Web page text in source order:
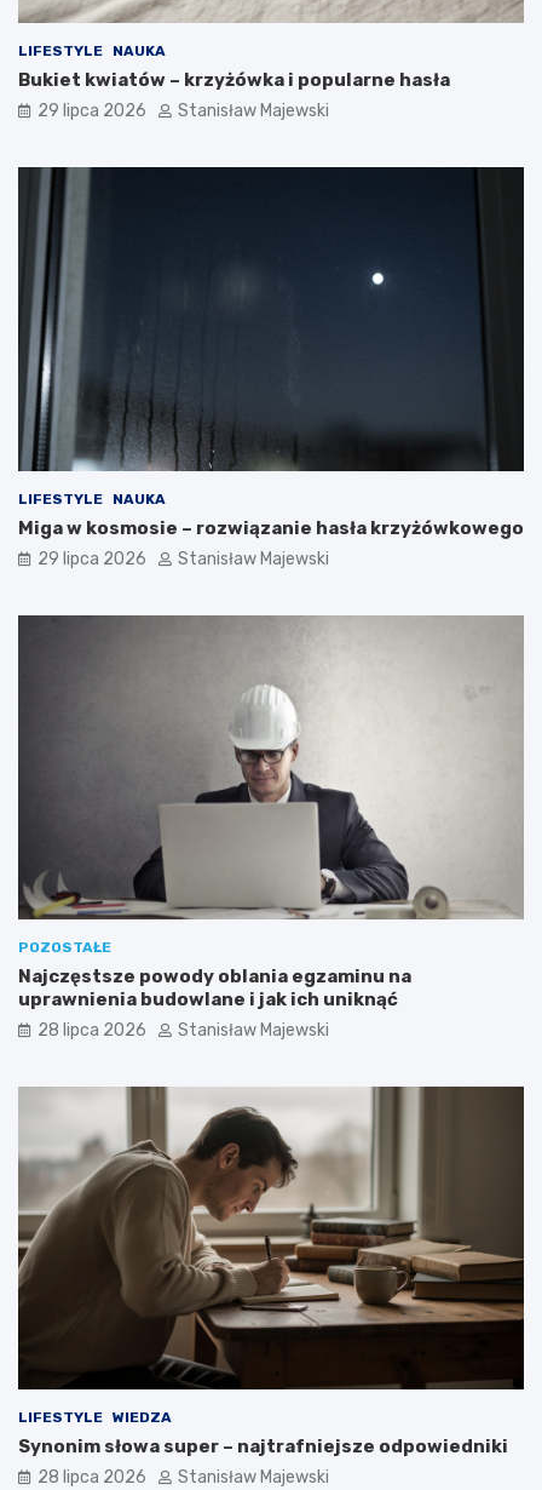
LIFESTYLE NAUKA
Bukiet kwiatów – krzyżówka i popularne hasła
29 lipca 2026 Stanisław Majewski
LIFESTYLE NAUKA
Miga w kosmosie – rozwiązanie hasła krzyżówkowego
29 lipca 2026 Stanisław Majewski
POZOSTAŁE
Najczęstsze powody oblania egzaminu na
uprawnienia budowlane i jak ich uniknąć
28 lipca 2026 Stanisław Majewski
LIFESTYLE WIEDZA
Synonim słowa super – najtrafniejsze odpowiedniki
28 lipca 2026 Stanisław Majewski